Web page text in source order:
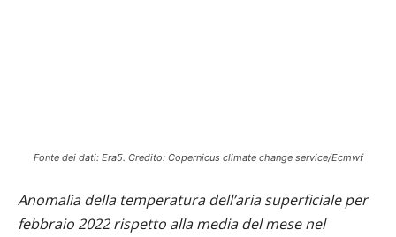
Fonte dei dati: Era5. Credito: Copernicus climate change service/Ecmwf
Anomalia della temperatura dell’aria superficiale per
febbraio 2022 rispetto alla media del mese nel